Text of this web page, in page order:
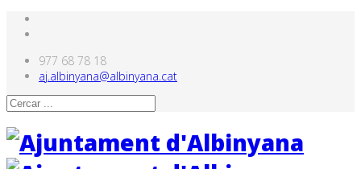
977 68 78 18
aj.albinyana@albinyana.cat